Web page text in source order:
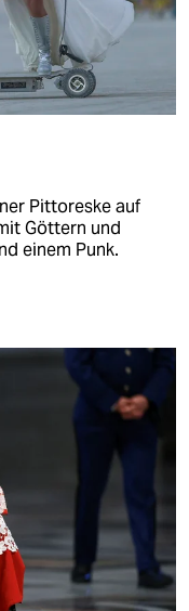
Pittoreske auf
Göttern und
einem Punk.